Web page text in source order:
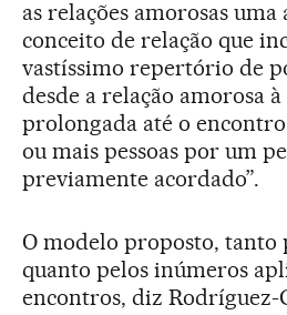
as relações amorosas
conceito de relação que
vastíssimo repertório de
desde a relação amorosa
prolongada até o
ou mais pessoas por um
previamente acordado”.
O modelo proposto, tanto
quanto pelos inúmeros
encontros, diz Rodríguez-